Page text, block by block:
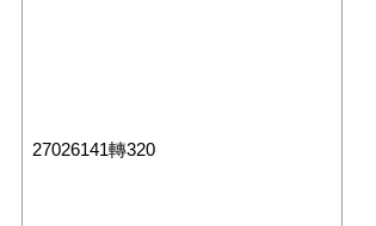
27026141轉320